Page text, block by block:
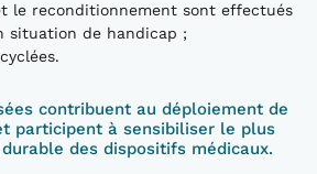
le reconditionnement sont effectués
situation de handicap ;
contribuent au déploiement de
participent à sensibiliser le plus
des dispositifs médicaux.